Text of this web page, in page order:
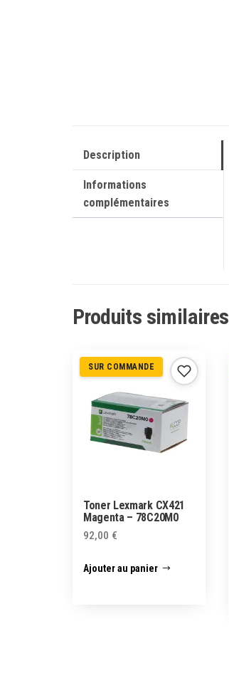
Description
Informations
complémentaires
Produits similaires
SUR COMMANDE
Toner Lexmark CX421
Magenta – 78C20M0
92,00 €
Ajouter au panier